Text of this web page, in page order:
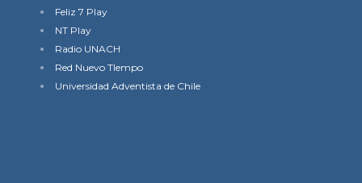
Feliz 7 Play
NT Play
Radio UNACH
Red Nuevo TIempo
Universidad Adventista de Chile